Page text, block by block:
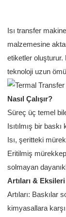
Isı transfer
malzemesine
etiketler oluşturur.
teknoloji uzun
Nasıl Çalışır?
Süreç üç temel
Isıtılmış bir
Isı, şeritteki
Eritilmiş
solmayan
Artıları & Eksileri
Artıları: Baskılar
kimyasallara